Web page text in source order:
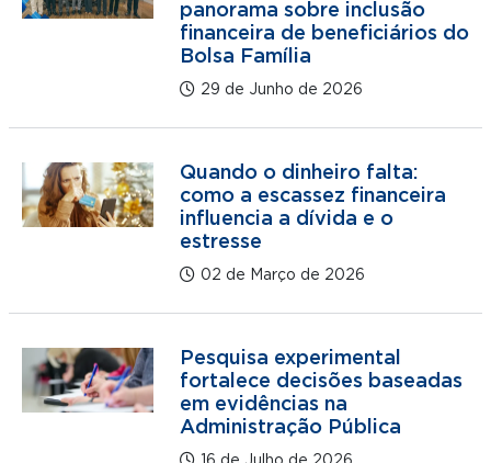
panorama sobre inclusão
financeira de beneficiários do
Bolsa Família
29 de Junho de 2026
Quando o dinheiro falta:
como a escassez financeira
influencia a dívida e o
estresse
02 de Março de 2026
Pesquisa experimental
fortalece decisões baseadas
em evidências na
Administração Pública